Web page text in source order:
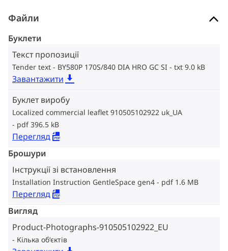
Файли
Буклети
Текст пропозиції
Tender text - BY580P 170S/840 DIA HRO GC SI txt 9.0 kB
Завантажити
Буклет виробу
Localized commercial leaflet 910505102922 uk_UA
pdf 396.5 kB
Перегляд
Брошури
Інструкції зі встановлення
Installation Instruction GentleSpace gen4 pdf 1.6 MB
Перегляд
Вигляд
Product-Photographs-910505102922_EU
Кілька об‘єктів